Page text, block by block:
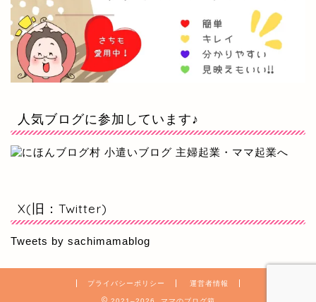
人気ブログに参加しています♪
X(旧：Twitter)
Tweets by sachimamablog
プライバシーポリシー 運営者情報